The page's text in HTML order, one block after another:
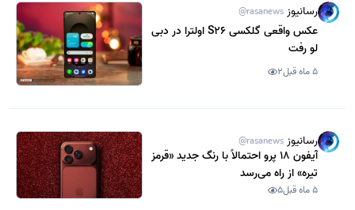
رسانیوز @rasanews
عکس واقعی گلکسی S26 اولترا در دبی
لو رفت
5 ماه قبل 2
رسانیوز @rasanews
آیفون 18 پرو احتمالاً با رنگ جدید «قرمز
تیره» از راه می‌رسد
5 ماه قبل 5